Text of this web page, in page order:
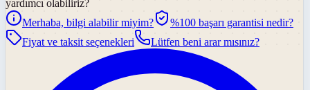
yardımcı olabiliriz?
Merhaba, bilgi alabilir miyim?
%100 başarı garantisi nedir?
Fiyat ve taksit seçenekleri
Lütfen beni arar mısınız?